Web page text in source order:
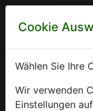
Cookie
Wählen Sie Ihre
Wir verwenden
Einstellungen